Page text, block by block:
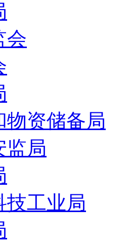
会
物资储备局
监局
技工业局